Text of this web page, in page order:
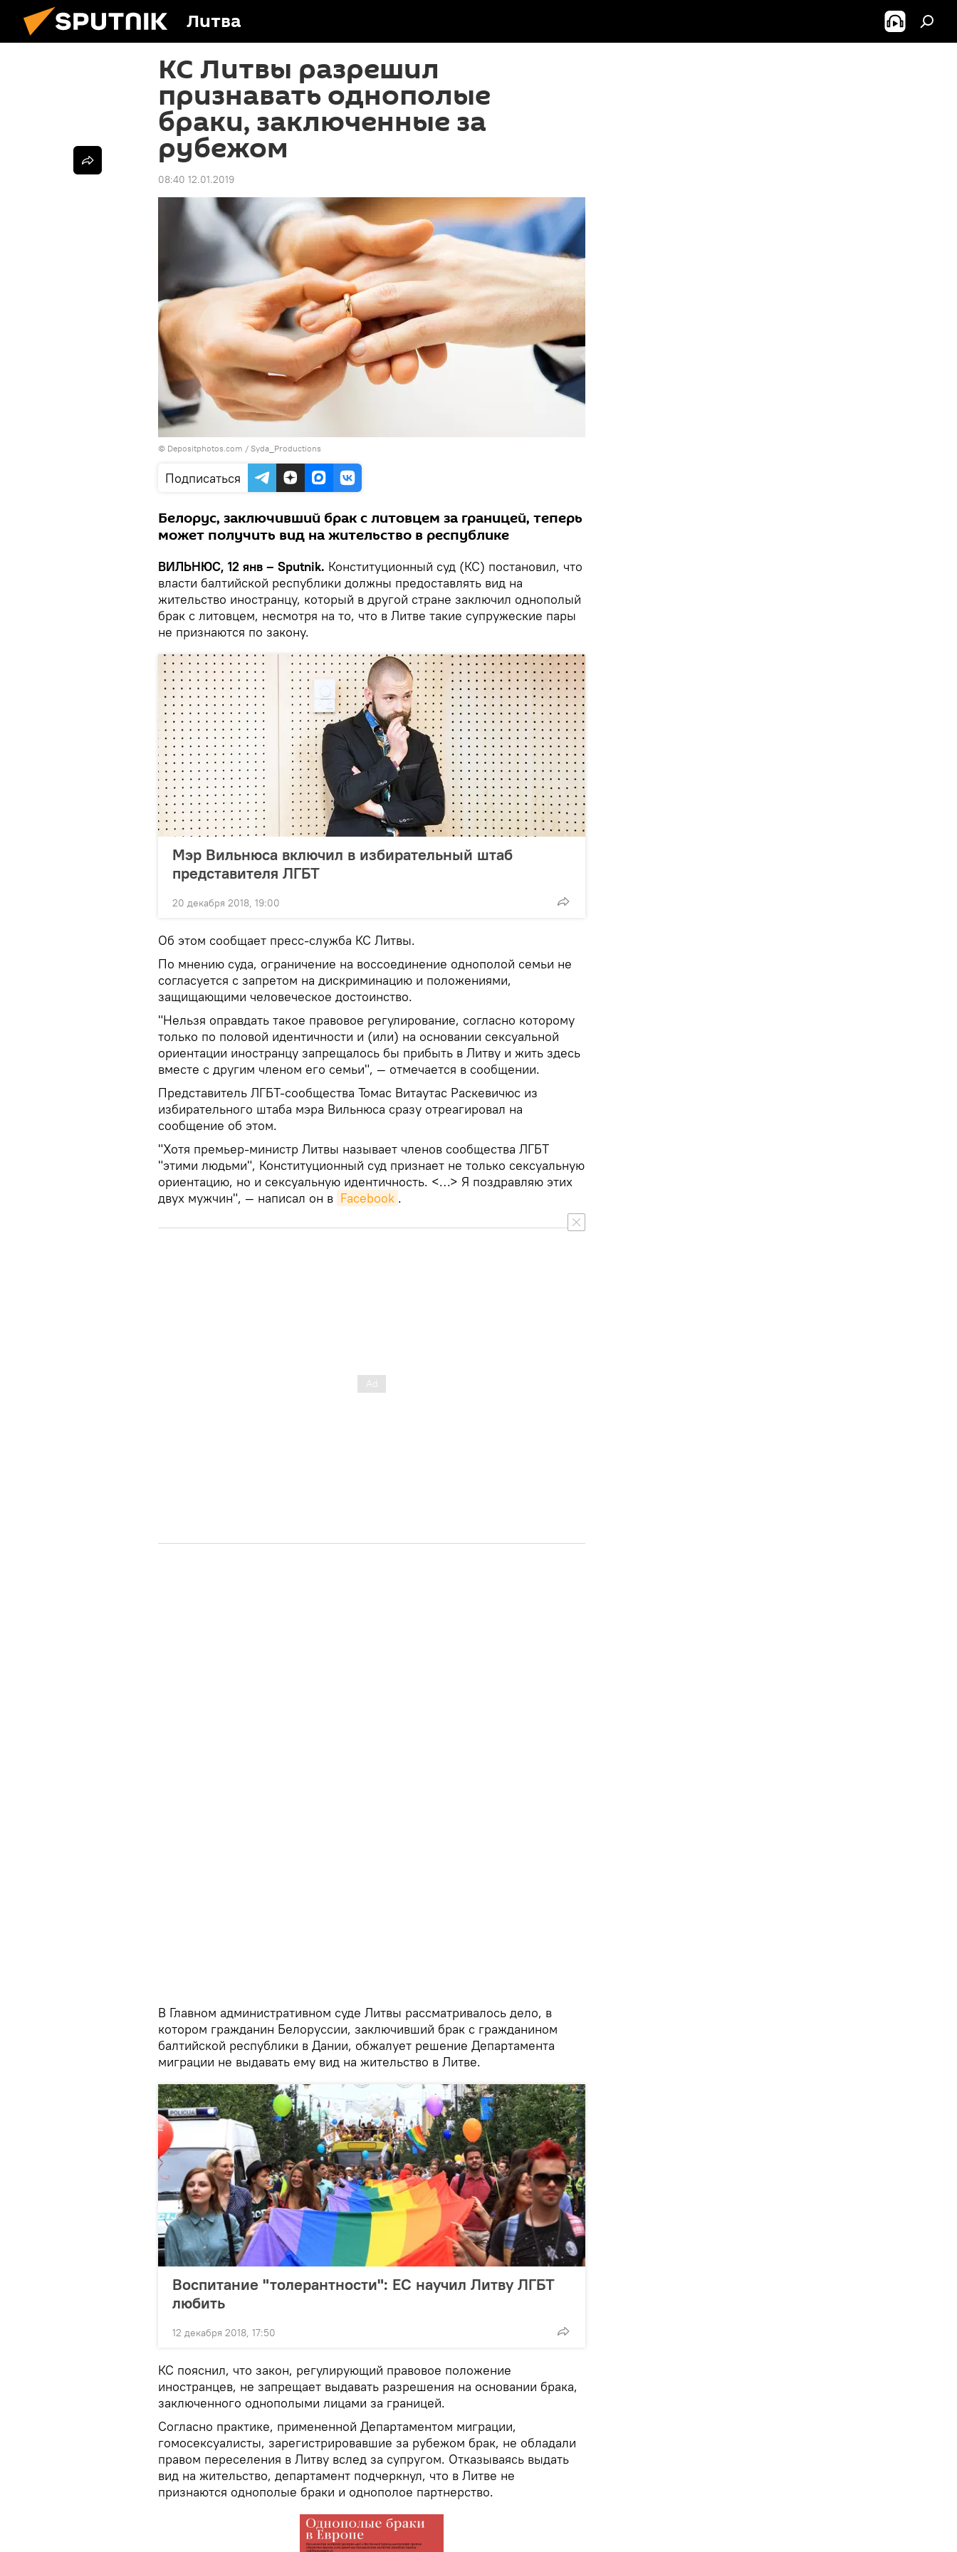
Литва
КС Литвы разрешил
признавать однополые
браки, заключенные за
рубежом
08:40 12.01.2019
© Depositphotos.com / Syda_Productions
Подписаться
Белорус, заключивший брак с литовцем за границей, теперь
может получить вид на жительство в республике
ВИЛЬНЮС, 12 янв – Sputnik. Конституционный суд (КС) постановил, что
власти балтийской республики должны предоставлять вид на
жительство иностранцу, который в другой стране заключил однополый
брак с литовцем, несмотря на то, что в Литве такие супружеские пары
не признаются по закону.
Мэр Вильнюса включил в избирательный штаб
представителя ЛГБТ
20 декабря 2018, 19:00
Об этом сообщает пресс-служба КС Литвы.
По мнению суда, ограничение на воссоединение однополой семьи не
согласуется с запретом на дискриминацию и положениями,
защищающими человеческое достоинство.
"Нельзя оправдать такое правовое регулирование, согласно которому
только по половой идентичности и (или) на основании сексуальной
ориентации иностранцу запрещалось бы прибыть в Литву и жить здесь
вместе с другим членом его семьи", — отмечается в сообщении.
Представитель ЛГБТ-сообщества Томас Витаутас Раскевичюс из
избирательного штаба мэра Вильнюса сразу отреагировал на
сообщение об этом.
"Хотя премьер-министр Литвы называет членов сообщества ЛГБТ
"этими людьми", Конституционный суд признает не только сексуальную
ориентацию, но и сексуальную идентичность. <…> Я поздравляю этих
двух мужчин", — написал он в Facebook .
В Главном административном суде Литвы рассматривалось дело, в
котором гражданин Белоруссии, заключивший брак с гражданином
балтийской республики в Дании, обжалует решение Департамента
миграции не выдавать ему вид на жительство в Литве.
Воспитание "толерантности": ЕС научил Литву ЛГБТ
любить
12 декабря 2018, 17:50
КС пояснил, что закон, регулирующий правовое положение
иностранцев, не запрещает выдавать разрешения на основании брака,
заключенного однополыми лицами за границей.
Согласно практике, примененной Департаментом миграции,
гомосексуалисты, зарегистрировавшие за рубежом брак, не обладали
правом переселения в Литву вслед за супругом. Отказываясь выдать
вид на жительство, департамент подчеркнул, что в Литве не
признаются однополые браки и однополое партнерство.